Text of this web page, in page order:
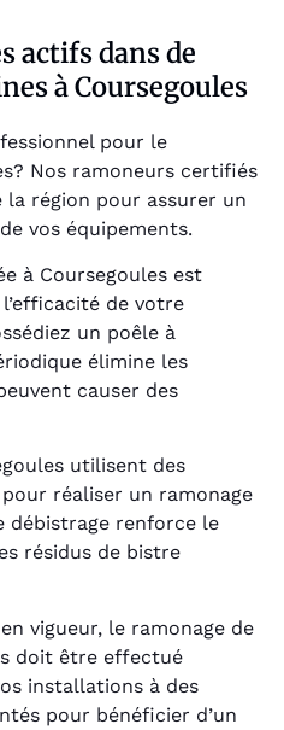
actifs dans de
à Coursegoules
pour le
Nos ramoneurs certifiés
région pour assurer un
vos équipements.
à Coursegoules est
de votre
un poêle à
élimine les
causer des
utilisent des
réaliser un ramonage
débistrage renforce le
résidus de bistre
vigueur, le ramonage de
doit être effectué
installations à des
pour bénéficier d’un